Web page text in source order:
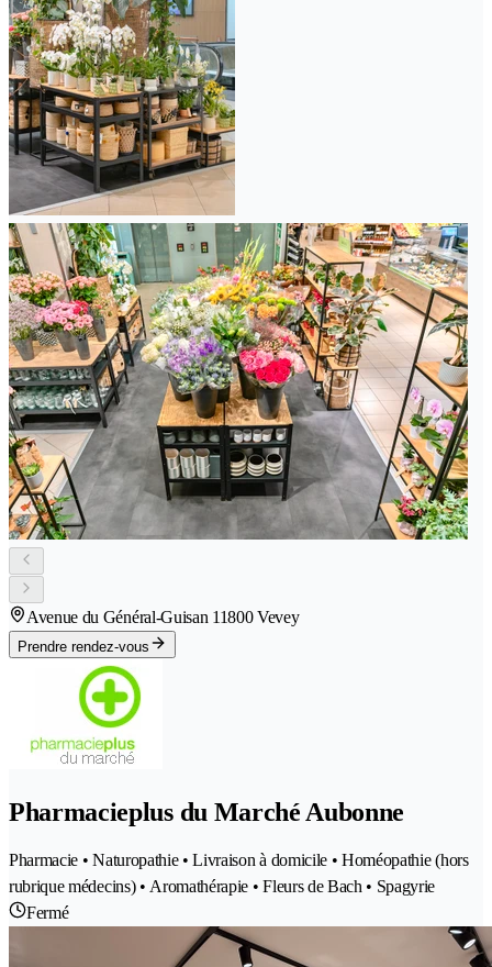
Avenue du Général-Guisan 11800 Vevey
Prendre rendez-vous
Pharmacieplus du Marché Aubonne
Pharmacie • Naturopathie • Livraison à domicile • Homéopathie (hors
rubrique médecins) • Aromathérapie • Fleurs de Bach • Spagyrie
Fermé